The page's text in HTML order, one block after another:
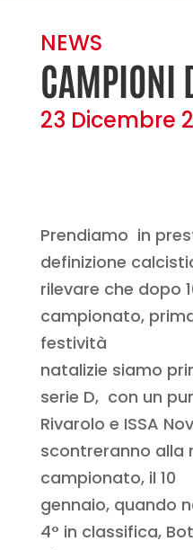
NEWS
CAMPIONI
23 Dicembre
Prendiamo in
definizione
rilevare che dopo
campionato,
festività
natalizie siamo
serie D, con un
Rivarolo e ISSA
scontreranno alla
campionato, il 10
gennaio, quando
4° in classifica,